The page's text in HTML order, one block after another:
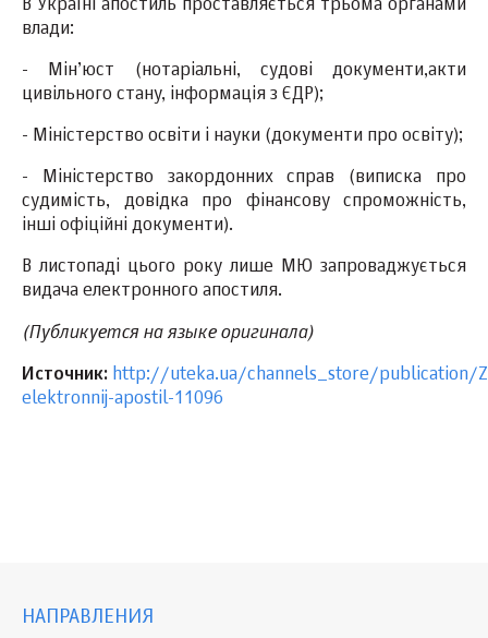
В Україні апостиль проставляється трьома органами
влади:
- Мін’юст (нотаріальні, судові документи,акти
цивільного стану, інформація з ЄДР);
- Міністерство освіти і науки (документи про освіту);
- Міністерство закордонних справ (виписка про
судимість, довідка про фінансову спроможність,
інші офіційні документи).
В листопаді цього року лише МЮ запроваджується
видача електронного апостиля.
(Публикуется на языке оригинала)
Источник: http://uteka.ua/channels_store/publication/
elektronnij-apostil-11096
НАПРАВЛЕНИЯ